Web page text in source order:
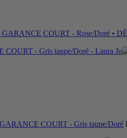
GARANCE COURT - Rose/Doré •
COURT - Gris taupe/Doré